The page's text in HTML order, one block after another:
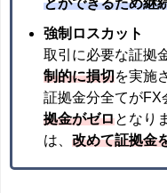
とができるため継
強制ロスカット
取引に必要な証拠
制的に損切を実施
証拠金分全てがFX
拠金がゼロとなり
は、改めて証拠金